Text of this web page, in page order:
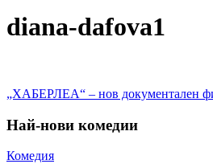
diana-dafova1
Навигация
„ХАБЕРЛЕА“ – нов документален
Най-нови комедии
Комедия